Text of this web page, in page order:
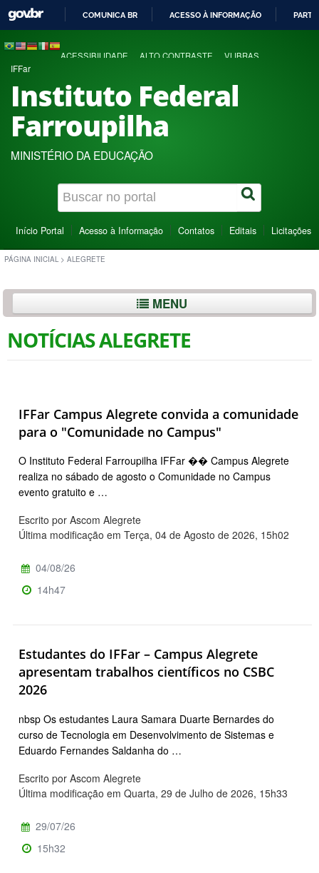
COMUNICA BR ACESSO À INFORMAÇÃO
ACESSIBILIDADE ALTO CONTRASTE VLIBRAS
IFFar
Instituto Federal
Farroupilha
MINISTÉRIO DA EDUCAÇÃO
Início Portal Acesso à Informação Contatos Editais Licitações
PÁGINA INICIAL > ALEGRETE
MENU
NOTÍCIAS ALEGRETE
IFFar Campus Alegrete convida a comunidade
para o "Comunidade no Campus"
O Instituto Federal Farroupilha IFFar �� Campus Alegrete
realiza no sábado de agosto o Comunidade no Campus
evento gratuito e …
Escrito por Ascom Alegrete
Última modificação em Terça, 04 de Agosto de 2026, 15h02
04/08/26
14h47
Estudantes do IFFar – Campus Alegrete
apresentam trabalhos científicos no CSBC
2026
nbsp Os estudantes Laura Samara Duarte Bernardes do
curso de Tecnologia em Desenvolvimento de Sistemas e
Eduardo Fernandes Saldanha do …
Escrito por Ascom Alegrete
Última modificação em Quarta, 29 de Julho de 2026, 15h33
29/07/26
15h32